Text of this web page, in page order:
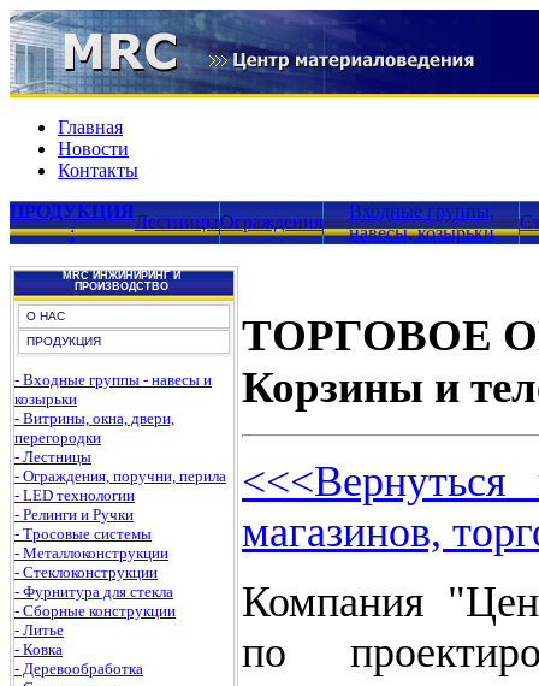
Главная
Новости
Контакты
ПРОДУКЦИЯ
:
ЛестницыОграждения
Входные группы,
навесы, козырьки
MRC ИНЖИНИРИНГ И
ПРОИЗВОДСТВО
О НАС
ПРОДУКЦИЯ
- Входные группы - навесы и
козырьки
- Витрины, окна, двери,
перегородки
- Лестницы
- Ограждения, поручни, перила
- LED технологии
- Релинги и Ручки
- Тросовые системы
- Металлоконструкции
- Стеклоконструкции
- Фурнитура для стекла
- Сборные конструкции
- Литье
- Ковка
- Деревообработка
ТОРГОВОЕ
Корзины и
магазинов,
Компания
по